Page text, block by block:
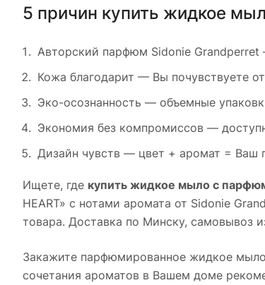
5 причин купить жидкое
Авторский парфюм Sidonie
Кожа благодарит — Вы почувствуете
Эко-осознанность — объемные
Экономия без компромиссов —
Дизайн чувств — цвет + аромат = Ваш
Ищете, где купить жидкое мыло с
HEART» с нотами аромата от Sidonie
товара. Доставка по Минску, самовывоз
Закажите парфюмированное жидкое
сочетания ароматов в Вашем доме